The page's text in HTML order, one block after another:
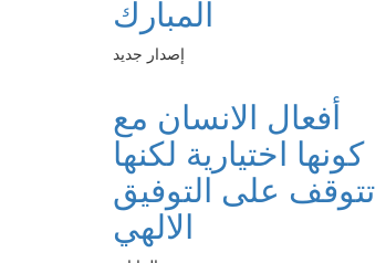
المبارك
إصدار جديد
أفعال الانسان مع
كونها اختيارية لكنها
تتوقف على التوفيق
الالهي